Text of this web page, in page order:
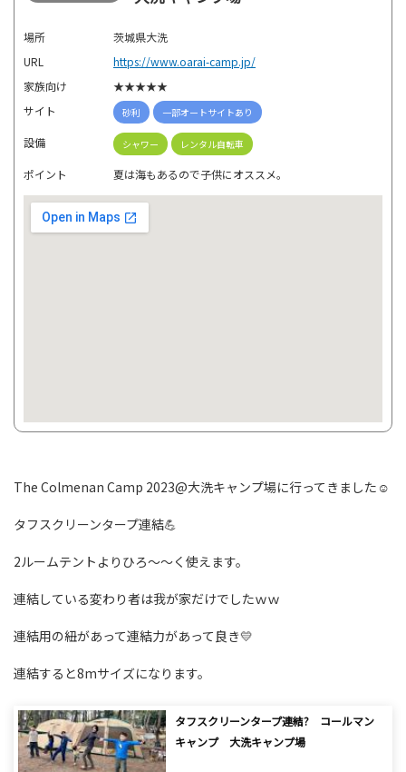
場所
茨城県大洗
URL
https://www.oarai-camp.jp/
家族向け
★★★★★
サイト
砂利 一部オートサイトあり
設備 シャワー レンタル自転車
ポイント 夏は海もあるので子供にオススメ。
The Colmenan Camp 2023@大洗キャンプ場に行ってきました☺
タフスクリーンタープ連結💪
2ルームテントよりひろ～～く使えます。
連結している変わり者は我が家だけでしたｗｗ
連結用の紐があって連結力があって良き💛
連結すると8mサイズになります。
タフスクリーンタープ連結? コールマン
キャンプ 大洗キャンプ場